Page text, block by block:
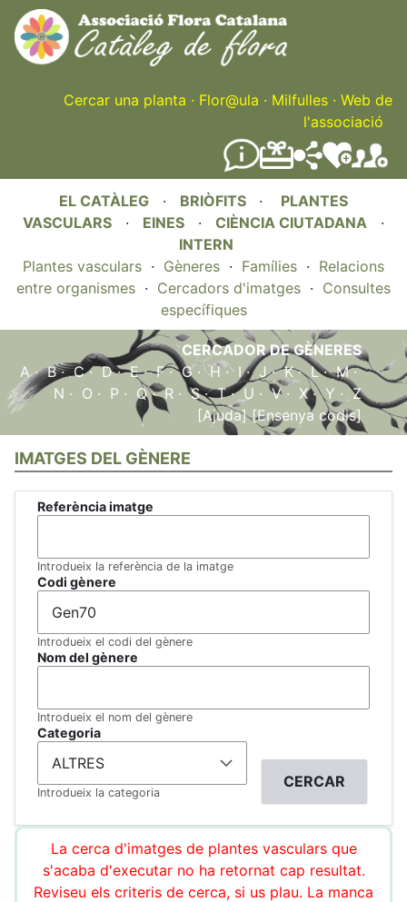
Skip
to
main
content
Cercar una planta · Flor@ula · Milfulles · Web de
l'associació
EL CATÀLEG · BRIÒFITS · PLANTES
VASCULARS · EINES · CIÈNCIA CIUTADANA ·
INTERN
Plantes vasculars · Gèneres · Famílies · Relacions
entre organismes · Cercadors d'imatges · Consultes
específiques
CERCADOR DE GÈNERES
A·B·C·D·E·F·G·H · I·J·K·L·M·
N · O · P · Q·R ·S·T·U ·V· X·Y ·Z
[Ajuda][Ensenya codis]
IMATGES DEL GÈNERE
Referència imatge
Introdueix la referència de la imatge
Codi gènere
Introdueix el codi del gènere
Nom del gènere
Introdueix el nom del gènere
Categoria
Introdueix la categoria
La cerca d'imatges de plantes vasculars que
s'acaba d'executar no ha retornat cap resultat.
Reviseu els criteris de cerca, si us plau. La manca